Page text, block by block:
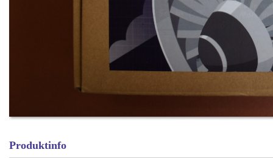
Produktinfo